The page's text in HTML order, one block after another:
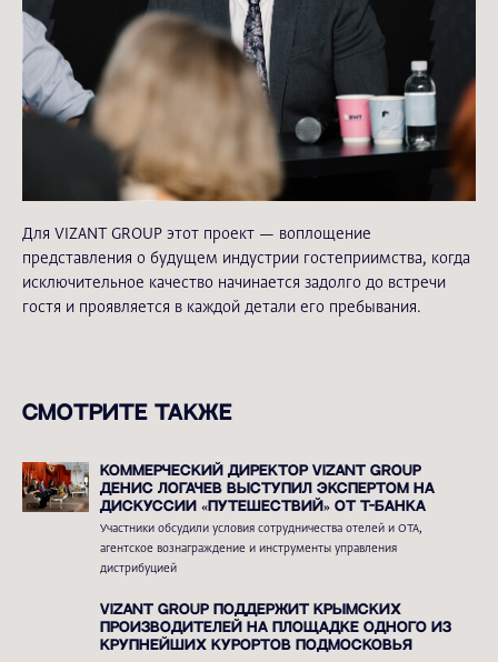
Для VIZANT GROUP этот проект — воплощение
представления о будущем индустрии гостеприимства, когда
исключительное качество начинается задолго до встречи
гостя и проявляется в каждой детали его пребывания.
Смотрите также
Коммерческий директор VIZANT GROUP
Денис Логачев выступил экспертом на
дискуссии «Путешествий» от Т-Банка
Участники обсудили условия сотрудничества отелей и ОТА,
агентское вознаграждение и инструменты управления
дистрибуцией
VIZANT GROUP поддержит крымских
производителей на площадке одного из
крупнейших курортов Подмосковья